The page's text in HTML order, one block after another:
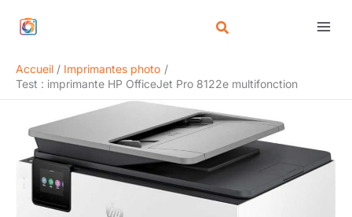
Accueil
Imprimantes photo
Test : imprimante HP OfficeJet Pro 8122e multifonction